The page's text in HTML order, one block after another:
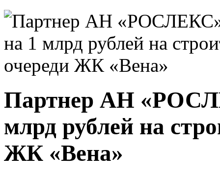
Партнер АН
млрд рублей на
ЖК «Вена»